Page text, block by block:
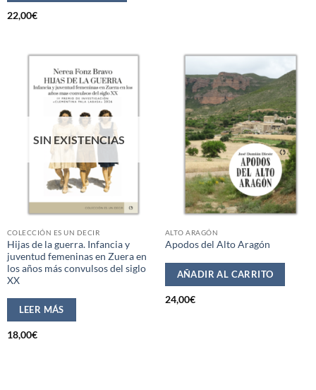
22,00€
SIN EXISTENCIAS
COLECCIÓN ES UN DECIR
Hijas de la guerra. Infancia y
juventud femeninas en Zuera en
los años más convulsos del siglo
XX
LEER MÁS
18,00€
ALTO ARAGÓN
Apodos del Alto Aragón
AÑADIR AL CARRITO
24,00€